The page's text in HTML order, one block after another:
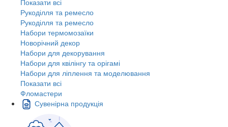
Показати всі
Рукоділля та ремесло
Рукоділля та ремесло
Набори термомозаїки
Новорічний декор
Набори для декорування
Набори для квілінгу та орігамі
Набори для ліплення та моделювання
Показати всі
Фломастери
Сувенірна продукція